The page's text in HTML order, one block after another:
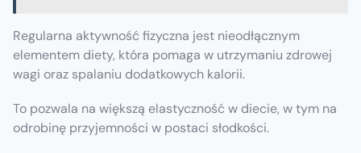
Regularna aktywność fizyczna jest nieodłącznym
elementem diety, która pomaga w utrzymaniu zdrowej
wagi oraz spalaniu dodatkowych kalorii.
To pozwala na większą elastyczność w diecie, w tym na
odrobinę przyjemności w postaci słodkości.